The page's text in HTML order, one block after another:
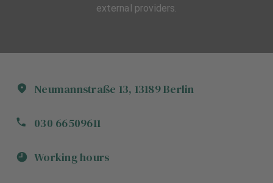
Neumannstraße 13, 13189Berlin
030 66509611
Working hours
external providers.